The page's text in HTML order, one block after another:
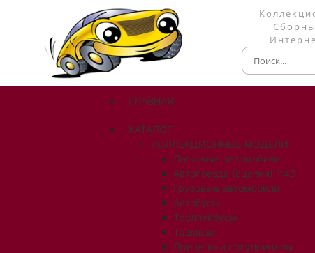
ГЛАВНАЯ
КАТАЛОГ
КОЛЛЕКЦИОННЫЕ МОДЕЛИ
Легковые автомобили
Автопоезда (сцепки) 1:43
Грузовые автомобили
Автобусы
Троллейбусы
Трамваи
Прицепы и полуприцепы